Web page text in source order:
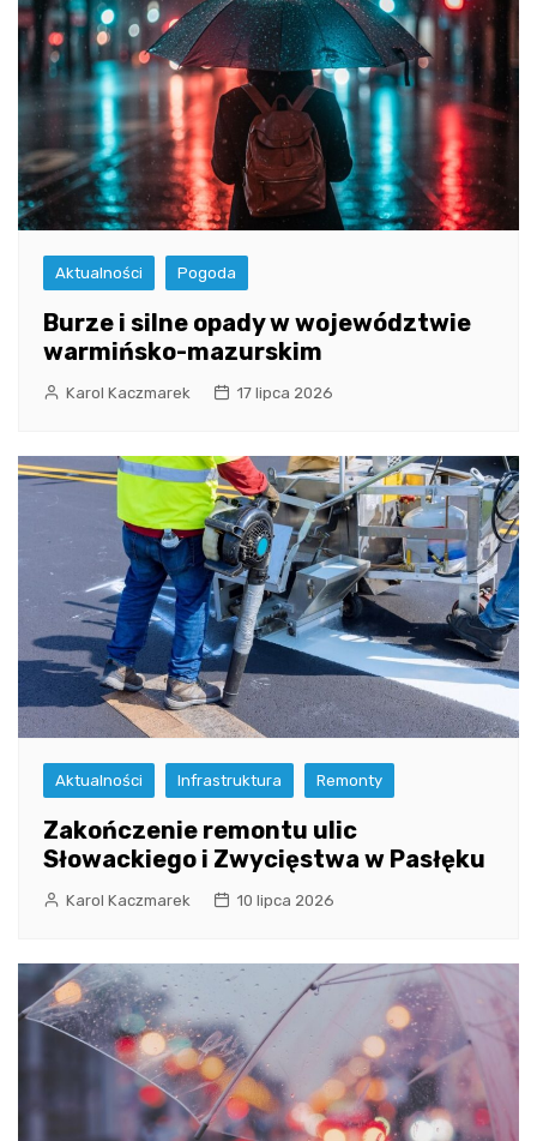
Aktualności Pogoda
Burze i silne opady w województwie
warmińsko-mazurskim
Karol Kaczmarek 17 lipca 2026
Aktualności Infrastruktura Remonty
Zakończenie remontu ulic
Słowackiego i Zwycięstwa w Pasłęku
Karol Kaczmarek 10 lipca 2026